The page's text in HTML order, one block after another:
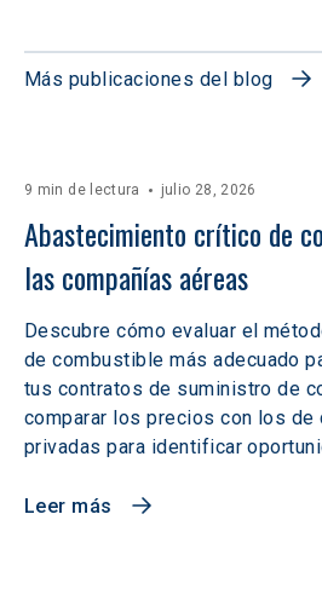
Más publicaciones del blog
9 min de lectura julio 28, 2026
Abastecimiento crítico de
las compañías aéreas
Descubre cómo evaluar el
de combustible más adecuado
tus contratos de suministro de
comparar los precios con los
privadas para identificar
Leer más